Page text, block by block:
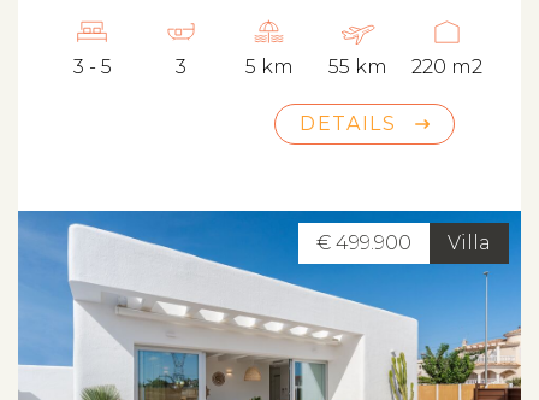
3 - 5 3 5 km 55 km 220 m2
DETAILS
Villa
€ 499.900